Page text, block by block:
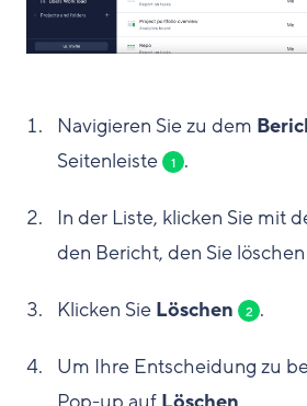
Navigieren Sie zu dem
Seitenleiste
1 .
In der Liste, klicken Sie mit
den Bericht, den Sie
Klicken Sie Löschen 2 .
Um Ihre Entscheidung zu